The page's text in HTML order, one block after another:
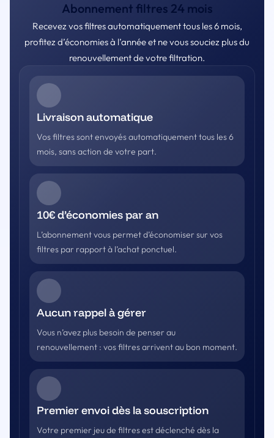
Abonnement filtres 24 mois
Recevez vos filtres automatiquement tous les 6 mois,
profitez d’économies à l’année et ne vous souciez plus du
renouvellement de votre filtration.
Livraison automatique
Vos filtres sont envoyés automatiquement tous les 6
mois, sans action de votre part.
10€ d’économies par an
L’abonnement vous permet d’économiser sur vos
filtres par rapport à l’achat ponctuel.
Aucun rappel à gérer
Vous n’avez plus besoin de penser au
renouvellement : vos filtres arrivent au bon moment.
Premier envoi dès la souscription
Votre premier jeu de filtres est déclenché dès la